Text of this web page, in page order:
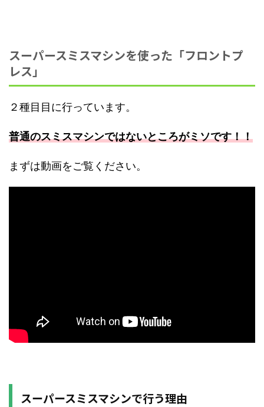
スーパースミスマシンを使った「フロントプ
レス」
２種目目に行っています。
普通のスミスマシンではないところがミソです！！
まずは動画をご覧ください。
スーパースミスマシンで行う理由